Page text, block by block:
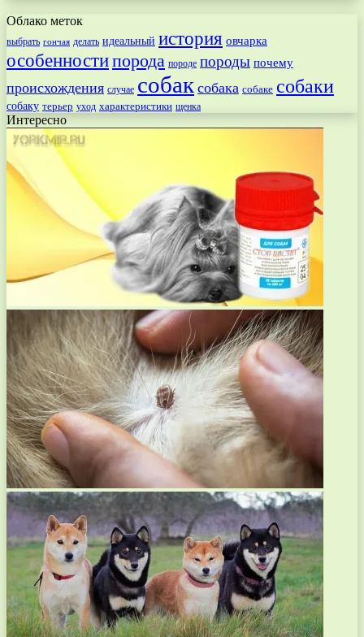
Облако меток
выбрать гончая делать идеальный история овчарка
особенностипорода породе породы почему
происхождения случае собак собака собаке собаки
собаку терьер уход характеристики щенка
Интересно